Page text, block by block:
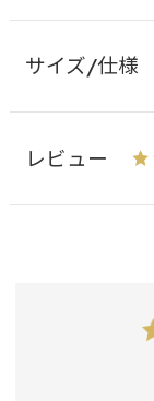
サイズ/仕様
レビュー